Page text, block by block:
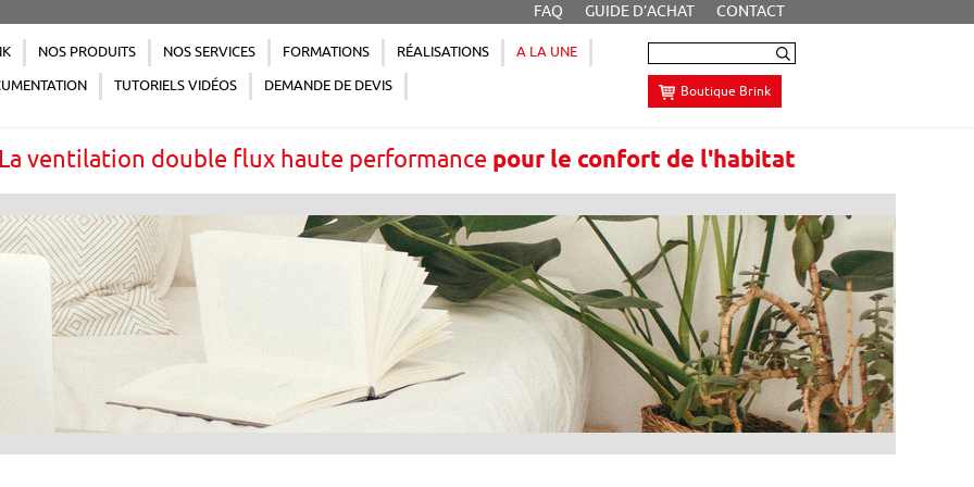
FAQ GUIDE D’ACHAT
CONTACT
Boutique Brink
NOS PRODUITS NOS SERVICES FORMATIONS RÉALISATIONS
A LA UNE
TUTORIELS VIDÉOS DEMANDE DE DEVIS
La ventilation double flux haute performance pour le confort de l'habitat